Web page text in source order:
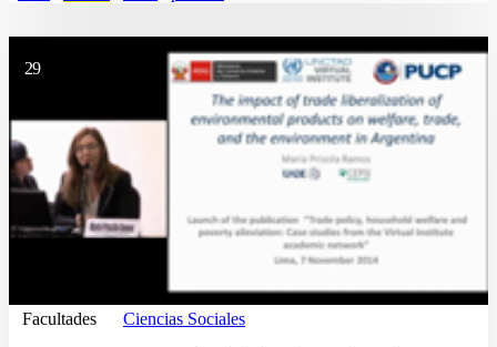
29
Facultades Ciencias Sociales